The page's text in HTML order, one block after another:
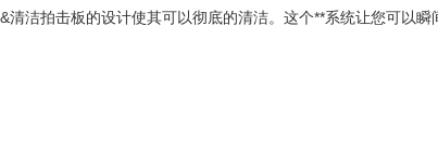
清洁拍击板的设计使其可以彻底的清洁。这个**系统让您可以瞬